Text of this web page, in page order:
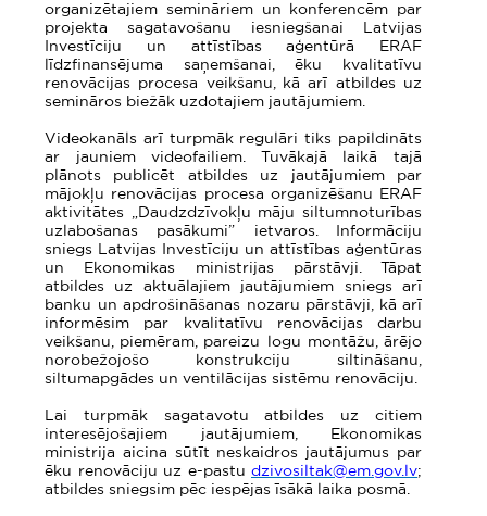
organizētajiem semināriem un konferencēm par
projekta sagatavošanu iesniegšanai Latvijas
Investīciju un attīstības aģentūrā ERAF
līdzfinansējuma saņemšanai, ēku kvalitatīvu
renovācijas procesa veikšanu, kā arī atbildes uz
semināros biežāk uzdotajiem jautājumiem.
Videokanāls arī turpmāk regulāri tiks papildināts
ar jauniem videofailiem. Tuvākajā laikā tajā
plānots publicēt atbildes uz jautājumiem par
mājokļu renovācijas procesa organizēšanu ERAF
aktivitātes „Daudzdzīvokļu māju siltumnoturības
uzlabošanas pasākumi” ietvaros. Informāciju
sniegs Latvijas Investīciju un attīstības aģentūras
un Ekonomikas ministrijas pārstāvji. Tāpat
atbildes uz aktuālajiem jautājumiem sniegs arī
banku un apdrošināšanas nozaru pārstāvji, kā arī
informēsim par kvalitatīvu renovācijas darbu
veikšanu, piemēram, pareizu logu montāžu, ārējo
norobežojošo konstrukciju siltināšanu,
siltumapgādes un ventilācijas sistēmu renovāciju.
Lai turpmāk sagatavotu atbildes uz citiem
interesējošajiem jautājumiem, Ekonomikas
ministrija aicina sūtīt neskaidros jautājumus par
ēku renovāciju uz e-pastu dzivosiltak@em.gov.lv;
atbildes sniegsim pēc iespējas īsākā laika posmā.